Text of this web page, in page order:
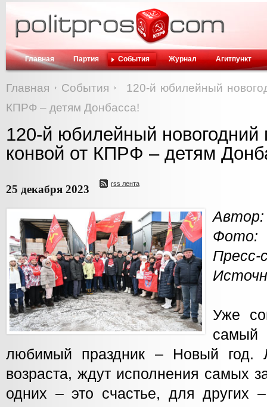
Главная Партия События Журнал Агитпункт
Главная События
120-й юбилейный
КПРФ – детям Донбасса!
120-й юбилейный новогодний
конвой от КПРФ – детям
25 декабря 2023 rss лента
Автор:
Фото:
Уже
любимый праздник – Новый год.
возраста, ждут исполнения самых
одних – это счастье, для других